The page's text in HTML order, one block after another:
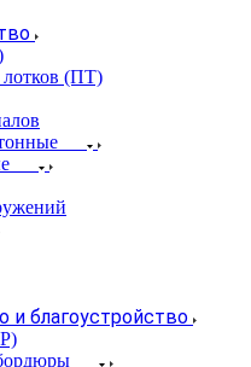
(ПТ)
и благоустройство